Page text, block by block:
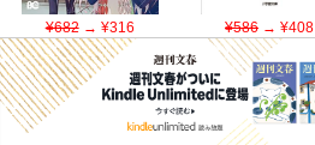
¥682→ ¥316 ¥586→ ¥408